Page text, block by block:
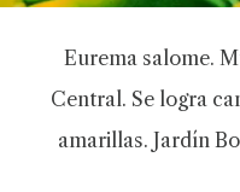
Eurema salome.
Central. Se logra
amarillas. Jardín